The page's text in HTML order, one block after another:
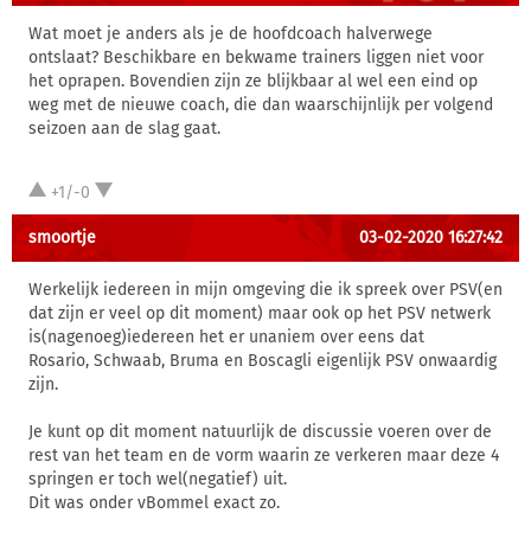
Wat moet je anders als je de hoofdcoach halverwege
ontslaat? Beschikbare en bekwame trainers liggen niet voor
het oprapen. Bovendien zijn ze blijkbaar al wel een eind op
weg met de nieuwe coach, die dan waarschijnlijk per volgend
seizoen aan de slag gaat.
+1/-0
smoortje 03-02-2020 16:27:42
Werkelijk iedereen in mijn omgeving die ik spreek over PSV(en
dat zijn er veel op dit moment) maar ook op het PSV netwerk
is(nagenoeg)iedereen het er unaniem over eens dat
Rosario, Schwaab, Bruma en Boscagli eigenlijk PSV onwaardig
zijn.
Je kunt op dit moment natuurlijk de discussie voeren over de
rest van het team en de vorm waarin ze verkeren maar deze 4
springen er toch wel(negatief) uit.
Dit was onder vBommel exact zo.